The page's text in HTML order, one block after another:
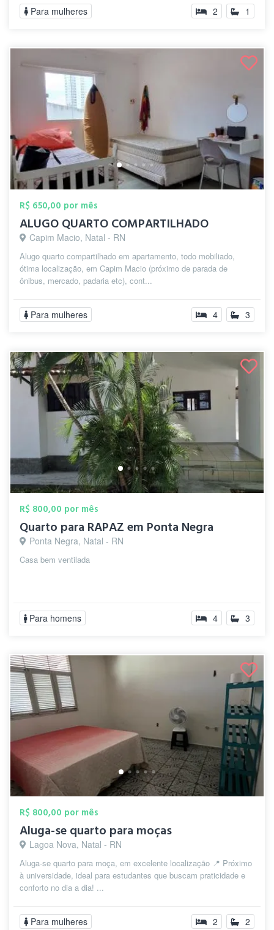
Para mulheres 2 1
R$ 650,00 por mês
ALUGO QUARTO COMPARTILHADO
Capim Macio, Natal - RN
Alugo quarto compartilhado em apartamento, todo mobiliado,
ótima localização, em Capim Macio (próximo de parada de
ônibus, mercado, padaria etc), cont...
Para mulheres 4 3
R$ 800,00 por mês
Quarto para RAPAZ em Ponta Negra
Ponta Negra, Natal - RN
Casa bem ventilada
Para homens 4 3
R$ 800,00 por mês
Aluga-se quarto para moças
Lagoa Nova, Natal - RN
Aluga-se quarto para moça, em excelente localização 📍 Próximo
à universidade, ideal para estudantes que buscam praticidade e
conforto no dia a dia! ...
Para mulheres 2 2